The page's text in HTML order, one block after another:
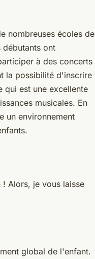
nombreuses écoles de
débutants ont
à des concerts
la possibilité d'inscrire
qui est une excellente
musicales. En
un environnement
Alors, je vous laisse
global de l'enfant.